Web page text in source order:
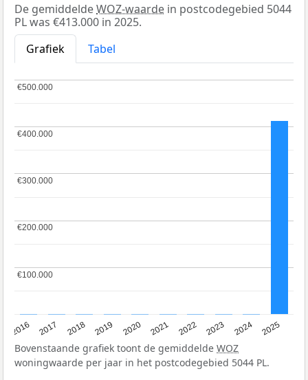
De gemiddeldeWOZ-waarde in postcodegebied 5044
PL was €413.000 in 2025.
Grafiek
Tabel
2016 2017 2018 2019 2020 2021 2022 2023 2024 2025
€100.000
€100.000
€200.000
€200.000
€300.000
€300.000
€400.000
€400.000
€500.000
€500.000
Bovenstaande grafiek toont de gemiddelde WOZ
woningwaarde per jaar in het postcodegebied 5044 PL.